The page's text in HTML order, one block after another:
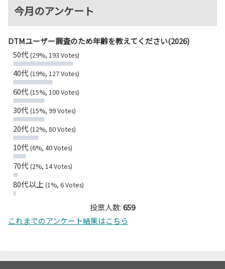
今月のアンケート
DTMユーザー調査のため年齢を教えてください(2026)
50代(29%, 193 Votes)
40代(19%, 127 Votes)
60代(15%, 100 Votes)
30代(15%, 99 Votes)
20代(12%, 80 Votes)
10代(6%, 40 Votes)
70代(2%, 14 Votes)
80代以上 (1%, 6 Votes)
投票人数:659
これまでのアンケート結果はこちら